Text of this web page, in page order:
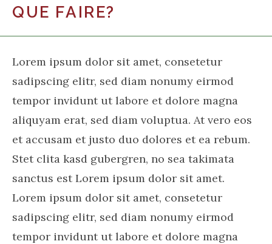
QUE FAIRE?
Lorem ipsum dolor sit amet, consetetur
sadipscing elitr, sed diam nonumy eirmod
tempor invidunt ut labore et dolore magna
aliquyam erat, sed diam voluptua. At vero eos
et accusam et justo duo dolores et ea rebum.
Stet clita kasd gubergren, no sea takimata
sanctus est Lorem ipsum dolor sit amet.
Lorem ipsum dolor sit amet, consetetur
sadipscing elitr, sed diam nonumy eirmod
tempor invidunt ut labore et dolore magna